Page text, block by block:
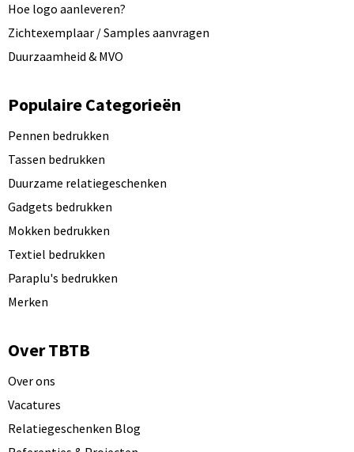
Hoe logo aanleveren?
Zichtexemplaar / Samples aanvragen
Duurzaamheid & MVO
Populaire Categorieën
Pennen bedrukken
Tassen bedrukken
Duurzame relatiegeschenken
Gadgets bedrukken
Mokken bedrukken
Textiel bedrukken
Paraplu's bedrukken
Merken
Over TBTB
Over ons
Vacatures
Relatiegeschenken Blog